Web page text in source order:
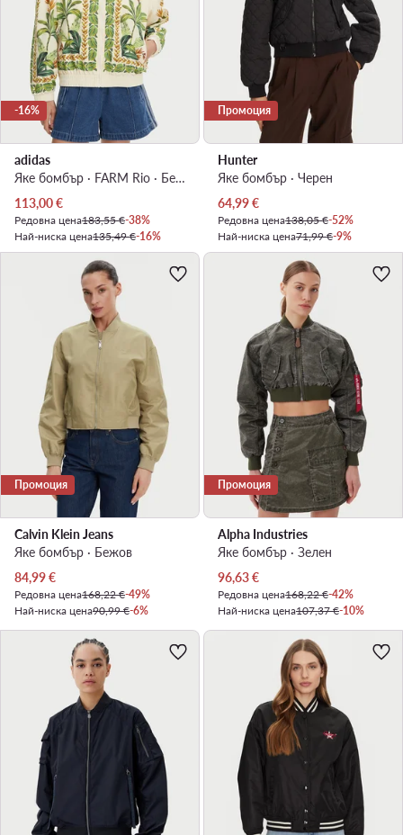
-16%
adidas
Яке бомбър · FARM Rio · Бежов
Актуална цена
113,00€
Редовна цена183,55 €-38%
Най-ниска цена135,49 €-16%
Промоция
Hunter
Яке бомбър · Черен
Актуална цена
64,99€
Редовна цена138,05 €-52%
Най-ниска цена71,99 €-9%
Промоция
Calvin Klein Jeans
Яке бомбър · Бежов
Актуална цена
84,99€
Редовна цена168,22 €-49%
Най-ниска цена90,99 €-6%
Промоция
Alpha Industries
Яке бомбър · Зелен
Актуална цена
96,63€
Редовна цена168,22 €-42%
Най-ниска цена107,37 €-10%